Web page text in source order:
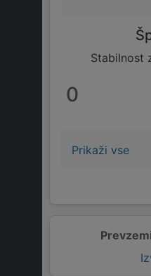
Stabilnost
0
Prikaži vse